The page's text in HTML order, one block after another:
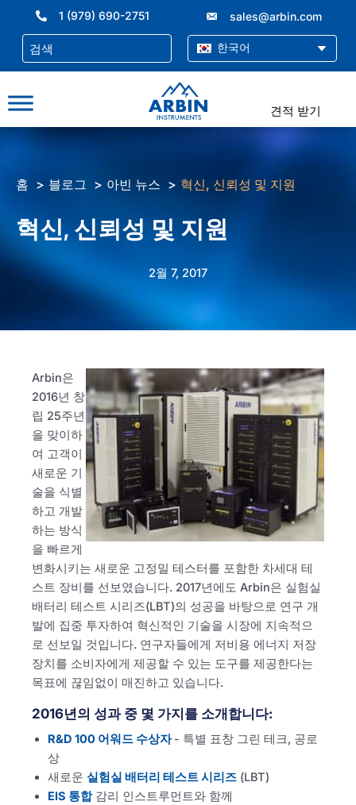
너
1 (979) 690-2751 sales@arbin.com
한국어
견적 받기
홈 블로그 아빈 뉴스 혁신, 신뢰성 및 지원
혁신, 신뢰성 및 지원
2월 7, 2017
Arbin은
2016년 창
립 25주년
을 맞이하
여 고객이
새로운 기
술을 식별
하고 개발
하는 방식
을 빠르게
변화시키는 새로운 고정밀 테스터를 포함한 차세대 테
스트 장비를 선보였습니다. 2017년에도 Arbin은 실험실
배터리 테스트 시리즈(LBT)의 성공을 바탕으로 연구 개
발에 집중 투자하여 혁신적인 기술을 시장에 지속적으
로 선보일 것입니다. 연구자들에게 저비용 에너지 저장
장치를 소비자에게 제공할 수 있는 도구를 제공한다는
목표에 끊임없이 매진하고 있습니다.
2016년의 성과 중 몇 가지를 소개합니다:
R&D 100 어워드 수상자- 특별 표창 그린 테크, 공로
상
새로운 실험실 배터리 테스트 시리즈 (LBT)
EIS 통합감리 인스트루먼트와 함께